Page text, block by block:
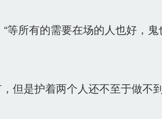
所有的需要在场的人也好，鬼
但是护着两个人还不至于做不